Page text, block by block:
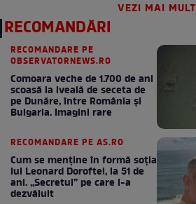
VEZI MAI MULT
RECOMANDĂRI
RECOMANDARE PE
OBSERVATORNEWS.RO
Comoara veche de 1.700 de ani
scoasă la iveală de seceta de
pe Dunăre, între România şi
Bulgaria. Imagini rare
RECOMANDARE PE AS.RO
Cum se menţine în formă soţia
lui Leonard Doroftei, la 51 de
ani. „Secretul” pe care l-a
dezvăluit